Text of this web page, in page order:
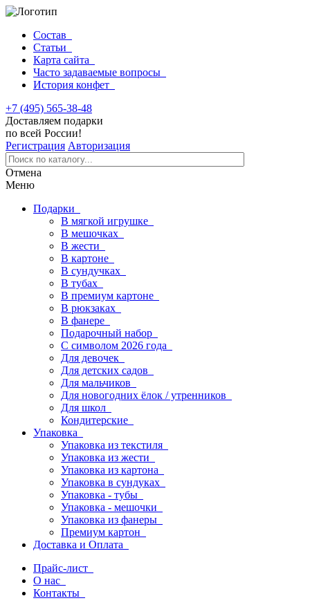
Состав
Статьи
Карта сайта
Часто задаваемые вопросы
История конфет
+7 (495) 565-38-48
Доставляем подарки
по всей России!
Регистрация Авторизация
Отмена
Меню
Подарки
В мягкой игрушке
В мешочках
В жести
В картоне
В сундучках
В тубах
В премиум картоне
В рюкзаках
В фанере
Подарочный набор
С символом 2026 года
Для девочек
Для детских садов
Для мальчиков
Для новогодних ёлок / утренников
Для школ
Кондитерские
Упаковка
Упаковка из текстиля
Упаковка из жести
Упаковка из картона
Упаковка в сундуках
Упаковка - тубы
Упаковка - мешочки
Упаковка из фанеры
Премиум картон
Доставка и Оплата
Прайс-лист
О нас
Контакты